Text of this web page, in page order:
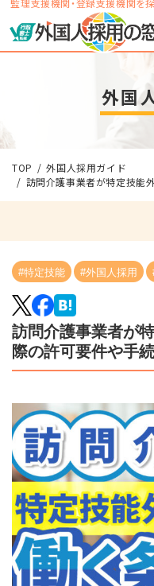
監理支援機関・登録支援機関を
外国
TOP
外国人採用ガイド
訪問介護事業者が特定技能外国
#特定技能 #外国人採用
訪問介護事業者が
際の許可要件や手